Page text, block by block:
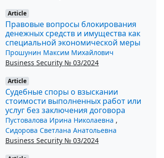
Article
Правовые вопросы блокирования
денежных средств и имущества как
специальной экономической меры
Прошунин Максим Михайлович
Business Security № 03/2024
Article
Судебные споры о взыскании
стоимости выполненных работ или
услуг без заключения договора
Пустовалова Ирина Николаевна ,
Сидорова Светлана Анатольевна
Business Security № 03/2024